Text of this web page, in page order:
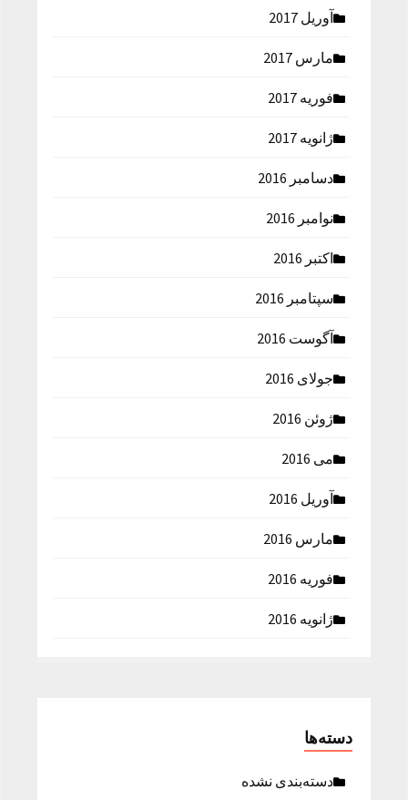
آوریل 2017
مارس 2017
فوریه 2017
ژانویه 2017
دسامبر 2016
نوامبر 2016
اکتبر 2016
سپتامبر 2016
آگوست 2016
جولای 2016
ژوئن 2016
می 2016
آوریل 2016
مارس 2016
فوریه 2016
ژانویه 2016
دسته‌ها
دسته‌بندی نشده